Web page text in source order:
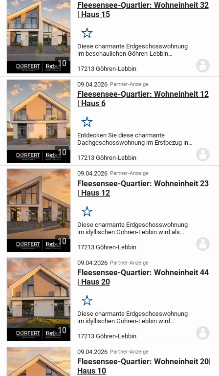
10
Fleesensee-Quartier: Wohneinheit 32
| Haus 15
Merken
Diese charmante Erdgeschosswohnung
im beschaulichen Göhren-Lebbin
durchdachten Raumaufteilung auf 54,57
m². Die helle 2-Zimmer-Wohnung verfügt
über ein komfortables...
17213 Göhren-Lebbin
10
09.04.2026 Partner-Anzeige
Fleesensee-Quartier: Wohneinheit 12
| Haus 6
Merken
Entdecken Sie diese charmante
Dachgeschosswohnung im Erstbezug in
Auf einer Wohnfläche von ca. 64,56 m²
erwartet Sie ein durchdachter Grundriss
mit 2 Zimmern,...
17213 Göhren-Lebbin
10
09.04.2026 Partner-Anzeige
Fleesensee-Quartier: Wohneinheit 23
| Haus 12
Merken
Diese charmante Erdgeschosswohnung
im idyllischen Göhren-Lebbin wird als
54,55 m² mit einer durchdachten
Raumaufteilung. Die 2-Zimmer-Wohnung
verfügt über ein...
17213 Göhren-Lebbin
10
09.04.2026 Partner-Anzeige
Fleesensee-Quartier: Wohneinheit 44
| Haus 20
Merken
Diese charmante Erdgeschosswohnung
im idyllischen Göhren-Lebbin wird
überzeugt auf 60,37 m² mit einer
durchdachten Raumaufteilung. Die 2-
Zimmer-Wohnung verfügt über ein...
17213 Göhren-Lebbin
09.04.2026 Partner-Anzeige
Fleesensee-Quartier: Wohneinheit 20|
Haus 10